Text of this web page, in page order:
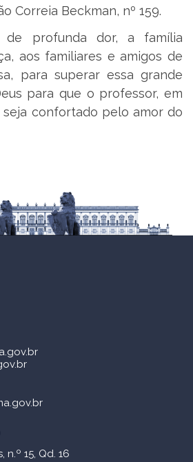
Correia Beckman, nº 159.
de profunda dor, a família
aos familiares e amigos de
para superar essa grande
para que o professor, em
seja confortado pelo amor do
n.º 15, Qd. 16